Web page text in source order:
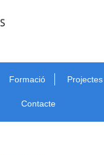
for results.
Formació Projectes
Contacte